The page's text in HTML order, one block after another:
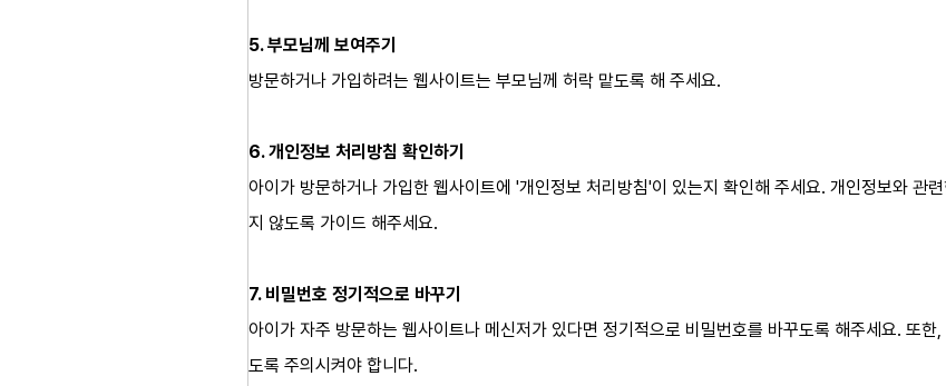
5. 부모님께 보여주기
방문하거나 가입하려는 웹사이트는 부모님께 허락 맡도록 해 주세요.
6. 개인정보 처리방침 확인하기
아이가 방문하거나 가입한 웹사이트에 '개인정보 처리방침'이 있는지 확인해 주세요. 개인정보와 관
지 않도록 가이드 해주세요.
7. 비밀번호 정기적으로 바꾸기
아이가 자주 방문하는 웹사이트나 메신저가 있다면 정기적으로 비밀번호를 바꾸도록 해주세요. 또
도록 주의시켜야 합니다.